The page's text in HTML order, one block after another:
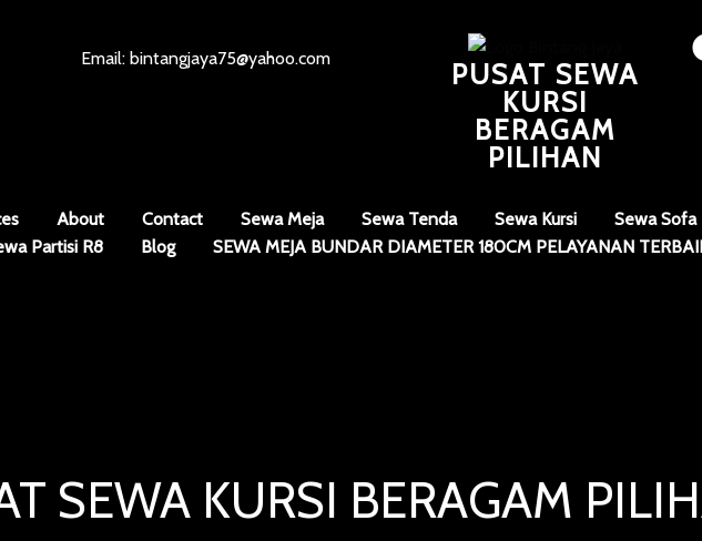
Email: bintangjaya75@yahoo.com
PUSAT SEWA
KURSI
BERAGAM
PILIHAN
About Contact Sewa Meja Sewa Tenda Sewa Kursi Sewa Sofa
Partisi R8 Blog SEWA MEJA BUNDAR DIAMETER 180CM PELAYANAN
SEWA KURSI BERAGAM